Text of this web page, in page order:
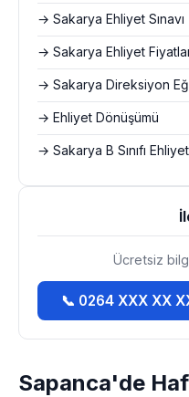
Sapanca'de
→ Sakarya Ehliyet Sınavı
→ Sakarya Ehliyet
→ Sakarya Direksiyon
→ Ehliyet Dönüşümü
→ Sakarya B Sınıfı Ehliyet
Ücretsiz
📞 0264 XXX XX